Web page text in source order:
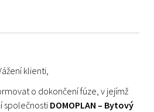
klienti,
o dokončení fúze, v jejímž
společnosti DOMOPLAN – Bytový